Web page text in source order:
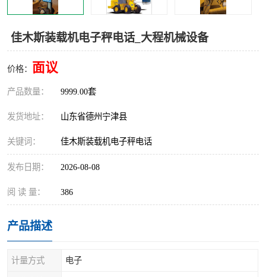
佳木斯装载机电子秤电话_大程机械设备
价格： 面议
产品数量： 9999.00套
发货地址： 山东省德州宁津县
关键词： 佳木斯装载机电子秤电话
发布日期： 2026-08-08
阅 读 量： 386
产品描述
计量方式 电子